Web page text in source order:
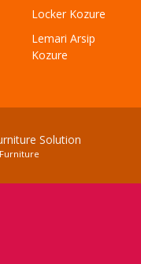
Locker Kozure
Lemari Arsip
Kozure
Solution